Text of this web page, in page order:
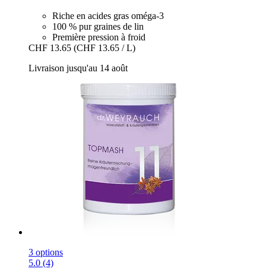
Riche en acides gras oméga-3
100 % pur graines de lin
Première pression à froid
CHF 13.65 (CHF 13.65 / L)
Livraison jusqu'au 14 août
3 options
5.0 (4)